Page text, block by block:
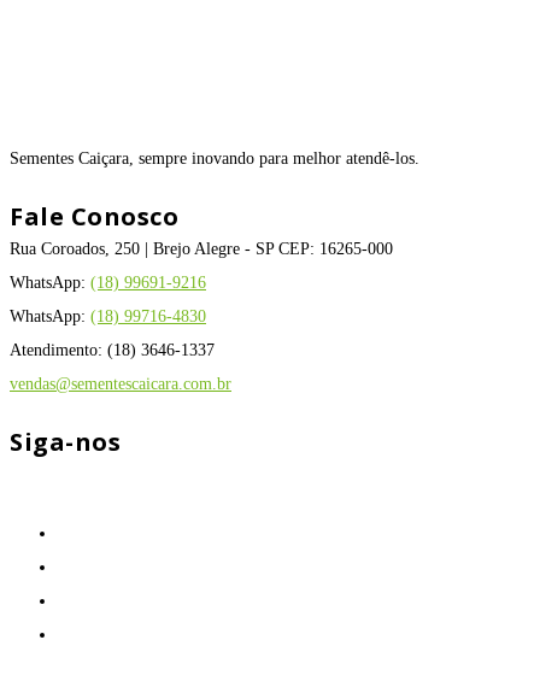
Sementes Caiçara, sempre inovando para melhor atendê-los.
Fale Conosco
Rua Coroados, 250 | Brejo Alegre - SP CEP: 16265-000
WhatsApp: (18) 99691-9216
WhatsApp: (18) 99716-4830
Atendimento: (18) 3646-1337
vendas@sementescaicara.com.br
Siga-nos